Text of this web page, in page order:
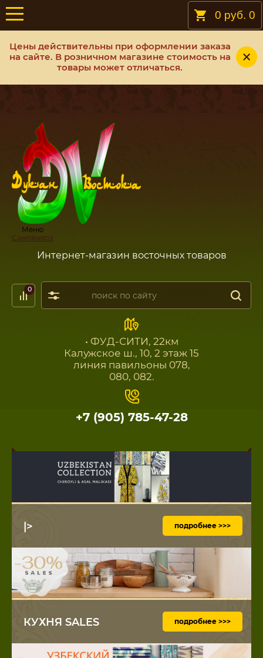
Цены действительны при оформлении заказа
на сайте. В розничном магазине стоимость на
товары может отличаться.
Меню
Самовывоз
Интернет-магазин восточных товаров
0
• ФУД-СИТИ, 22км
Калужское ш., 10, 2 этаж 15
линия павильоны 078,
080, 082.
+7 (905) 785-47-28
|> подробнее >>>
КУХНЯ SALES подробнее >>>
0 руб. 0